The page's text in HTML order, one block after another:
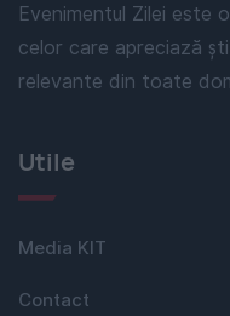
Evenimentul Zilei este
celor care apreciază
relevante din toate
Utile
Media KIT
Contact